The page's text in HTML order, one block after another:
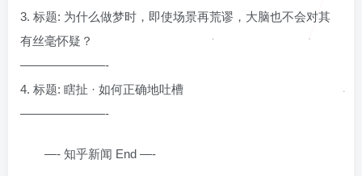
3. 标题: 为什么做梦时，即使场景再荒谬，大脑也不会对其
有丝毫怀疑？
———————-
4. 标题: 瞎扯 · 如何正确地吐槽
———————-
—- 知乎新闻 End —-